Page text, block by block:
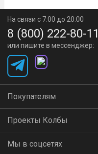
На связи с 7:00 до 20:00
8 (800) 222-80-11
или пишите в мессенджер:
Покупателям
Проекты Колбы
Мы в соцсетях